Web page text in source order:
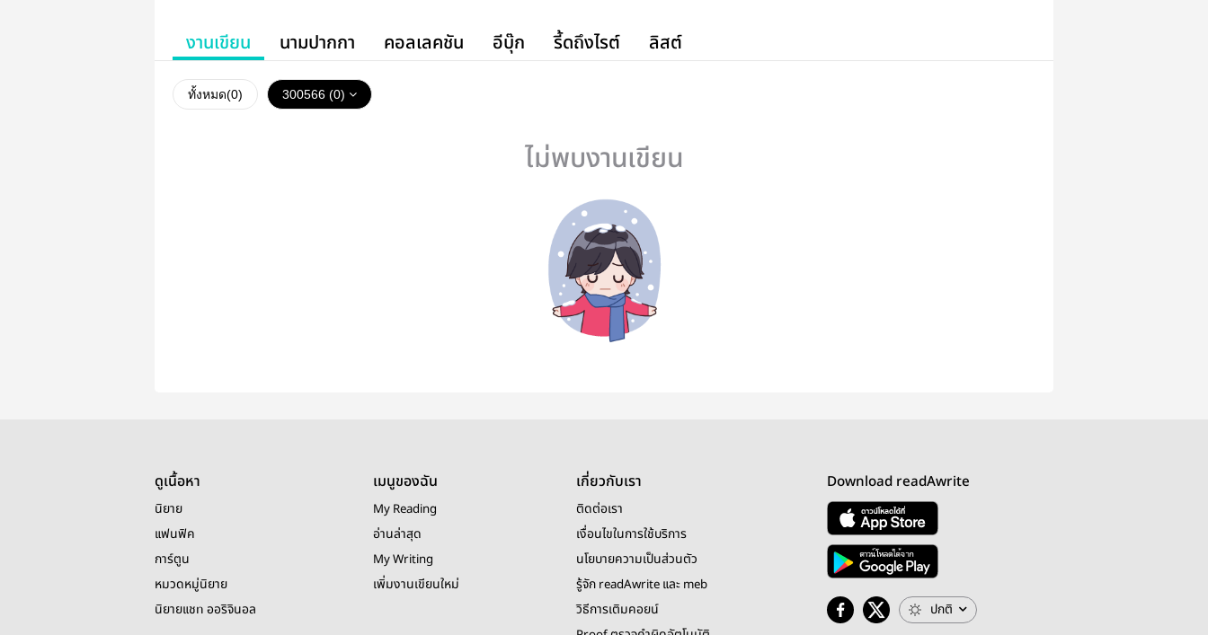
งานเขียน นามปากกา คอลเลคชัน อีบุ๊ก รี้ดถึงไรต์ ลิสต์
ทั้งหมด(0) 300566 (0)
ไม่พบงานเขียน
ดูเนื้อหา
นิยาย
แฟนฟิค
การ์ตูน
หมวดหมู่นิยาย
นิยายแชท ออริจินอล
เมนูของฉัน
My Reading
อ่านล่าสุด
My Writing
เพิ่มงานเขียนใหม่
เกี่ยวกับเรา
ติดต่อเรา
เงื่อนไขในการใช้บริการ
นโยบายความเป็นส่วนตัว
รู้จัก readAwrite และ meb
วิธีการเติมคอยน์
Download readAwrite
ปกติ